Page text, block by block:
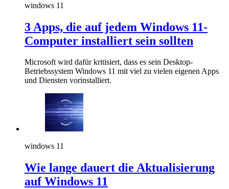
windows 11
3 Apps, die auf jedem Windows 11-
Computer installiert sein sollten
Microsoft wird dafür kritisiert, dass es sein Desktop-
Betriebssystem Windows 11 mit viel zu vielen eigenen Apps
und Diensten vorinstalliert.
windows 11
Wie lange dauert die Aktualisierung
auf Windows 11